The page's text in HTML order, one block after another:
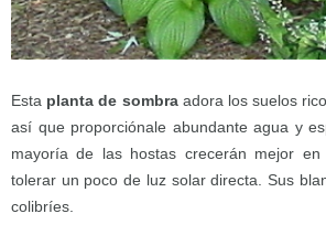
Esta planta de sombraadora los suelos
así que proporciónale abundante agua y
mayoría de las hostas crecerán mejor
tolerar un poco de luz solar directa. Sus
colibríes.